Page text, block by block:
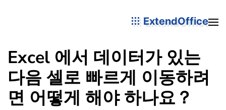
ExtendOffice
Excel 에서 데이터가 있는
다음 셀로 빠르게 이동하려
면 어떻게 해야 하나요？